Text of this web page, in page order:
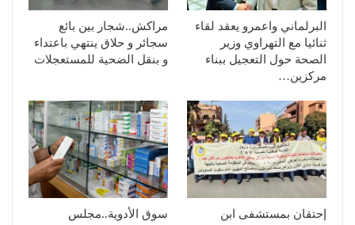
البرلماني واعمرو يعقد لقاء
ثنائيا مع التهراوي وزير
الصحة حول التعجيل ببناء
مركزين…
مراكش..شجار بين بائع
سجائر و حلاق ينتهي باعتداء
و بنقل الضحية للمستعجلات
إحتقان بمستشفى ابن
سوق الأدوية..مجلس